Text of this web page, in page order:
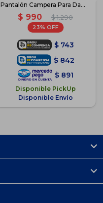
Pantalón Campera Para Dama
- Negro-Violeta
$ 990 $ 1.290
23
$ 743
$ 842
$ 891
Disponible PickUp
Disponible Envío